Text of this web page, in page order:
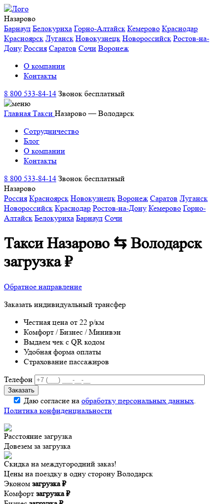
Назарово
Барнаул Белокуриха Горно-Алтайск Кемерово Краснодар
Красноярск Луганск Новокузнецк Новороссийск Ростов-на-
Дону Россия Саратов Сочи Воронеж
О компании
Контакты
8 800 533-84-14 Звонок бесплатный
Главная Такси Назарово — Володарск
Сотрудничество
Блог
О компании
Контакты
8 800 533-84-14 Звонок бесплатный
Назарово
Россия Красноярск Новокузнецк Воронеж Саратов Луганск
Новороссийск Краснодар Ростов-на-Дону Кемерово Горно-
Алтайск Белокуриха Барнаул Сочи
Такси Назарово ⇆ Володарск
загрузка₽
Обратное направление
Заказать индивидуальный трансфер
Честная цена от 22 р/км
Комфорт / Бизнес / Минивэн
Выдаем чек с QR кодом
Удобная форма оплаты
Страхование пассажиров
Телефон
Даю согласие на обработку персональных данных.
Политика конфиденциальности
Расстояние загрузка
Довезем за загрузка
Скидка на междугородний заказ!
Цены на поездку в одну сторону Володарск
Эконом загрузка ₽
Комфорт загрузка ₽